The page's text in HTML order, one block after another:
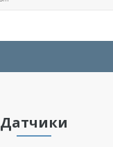
Датчики